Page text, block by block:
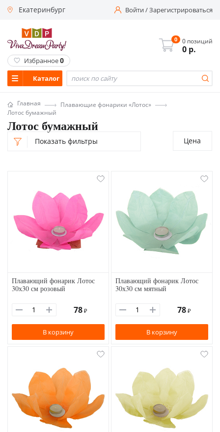
Екатеринбург Войти/Зарегистрироваться
Каталог
0 0 позиций
0 р.
Избранное0
Главная
Плавающие фонарики «Лотос»
Лотос бумажный
Лотос бумажный
Показать фильтры Цена
Плавающий фонарик Лотос
30х30 см розовый
78 ₽
В корзину
Плавающий фонарик Лотос
30х30 см мятный
78 ₽
В корзину